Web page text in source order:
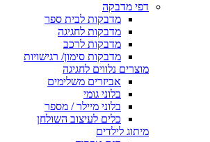
דפי מדבקה
מדבקות לבית ספר
מדבקות לחגיגה
מדבקות לרכב
מדבקות סימון/ רגישויות
מוצרים נלווים לחגיגה
אביזרים משלימים
בלוני גומי
בלוני מיילר / מספר
כלים לעיצוב השולחן
מיתוג לילדים